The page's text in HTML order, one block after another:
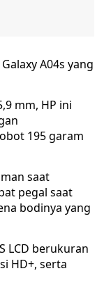
A04s yang
mm, HP ini
195 garam
saat
pegal saat
bodinya yang
LCD berukuran
HD+, serta